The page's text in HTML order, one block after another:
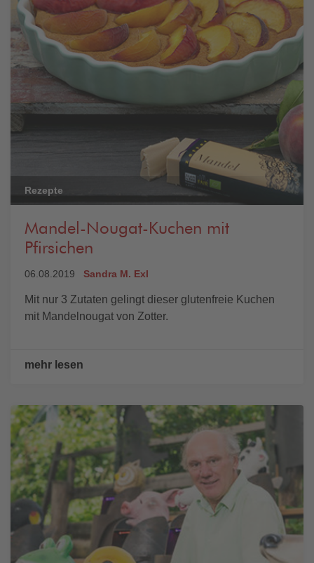
Rezepte
Mandel-Nougat-Kuchen mit
Pfirsichen
06.08.2019 Sandra M. Exl
Mit nur 3 Zutaten gelingt dieser glutenfreie Kuchen
mit Mandelnougat von Zotter.
mehr lesen